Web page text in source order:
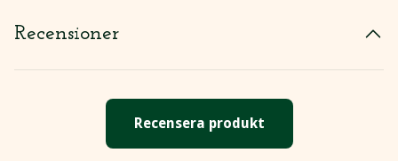
Recensioner
Recensera produkt